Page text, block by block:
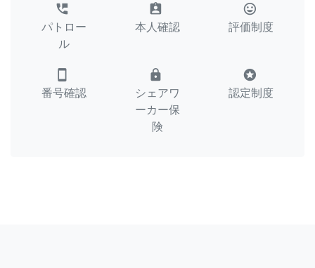
perm_phone_msg
パトロー
ル
assignment_ind
本人確認
tag_faces
評価制度
smartphone
番号確認
lock
シェアワ
ーカー保
険
stars
認定制度